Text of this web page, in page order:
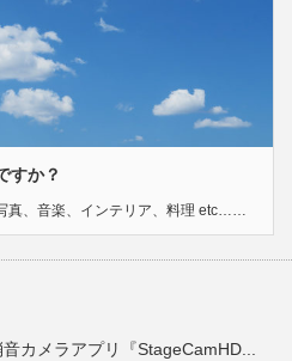
すか？
真、音楽、インテリア、料理 etc……
音カメラアプリ『StageCamHD...